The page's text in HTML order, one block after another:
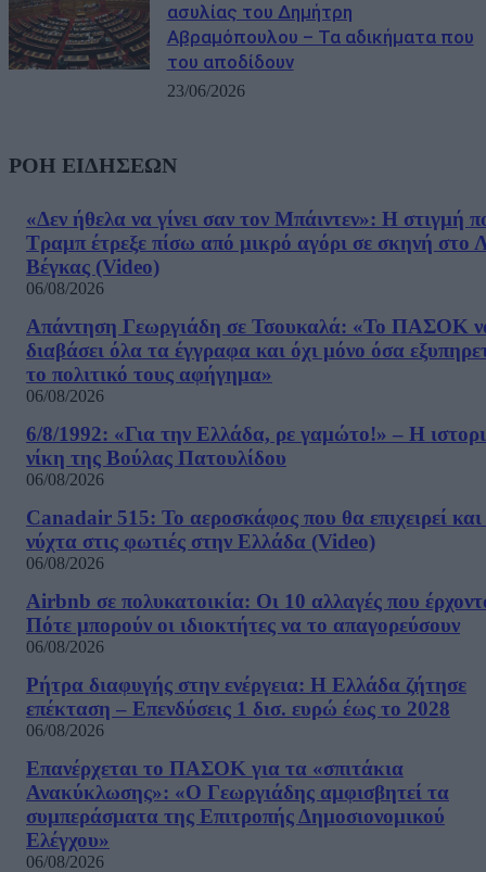
ασυλίας του Δημήτρη
Αβραμόπουλου – Τα αδικήματα που
του αποδίδουν
23/06/2026
ΡΟΗ ΕΙΔΗΣΕΩΝ
«Δεν ήθελα να γίνει σαν τον Μπάιντεν»: Η στιγμή
Τραμπ έτρεξε πίσω από μικρό αγόρι σε σκηνή στο
Βέγκας (Video)
06/08/2026
Απάντηση Γεωργιάδη σε Τσουκαλά: «Το ΠΑΣΟΚ
διαβάσει όλα τα έγγραφα και όχι μόνο όσα
το πολιτικό τους αφήγημα»
06/08/2026
6/8/1992: «Για την Ελλάδα, ρε γαμώτο!» – Η
νίκη της Βούλας Πατουλίδου
06/08/2026
Canadair 515: Το αεροσκάφος που θα επιχειρεί
νύχτα στις φωτιές στην Ελλάδα (Video)
06/08/2026
Airbnb σε πολυκατοικία: Οι 10 αλλαγές που
Πότε μπορούν οι ιδιοκτήτες να το απαγορεύσουν
06/08/2026
Ρήτρα διαφυγής στην ενέργεια: Η Ελλάδα ζήτησε
επέκταση – Επενδύσεις 1 δισ. ευρώ έως το 2028
06/08/2026
Επανέρχεται το ΠΑΣΟΚ για τα «σπιτάκια
Ανακύκλωσης»: «Ο Γεωργιάδης αμφισβητεί τα
συμπεράσματα της Επιτροπής Δημοσιονομικού
Ελέγχου»
06/08/2026